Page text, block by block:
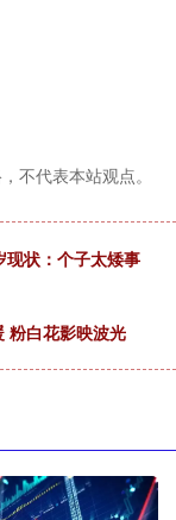
不代表本站观点。
现状：个子太矮事
粉白花影映波光